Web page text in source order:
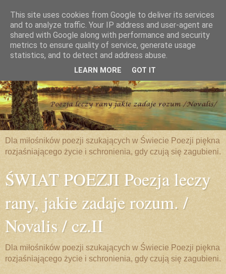
Dla miłośników poezji szukających w Świecie Poezji piękna
rozjaśniającego życie i schronienia, gdy czują się zagubieni.
ŚWIAT POEZJI Poezja leczy
rany, jakie zadaje rozum. /
Novalis / cz.II
Dla miłośników poezji szukających w Świecie Poezji piękna
rozjaśniającego życie i schronienia, gdy czują się zagubieni.
This site uses cookies from Google to deliver its services
and to analyze traffic. Your IP address and user-agent are
shared with Google along with performance and security
metrics to ensure quality of service, generate usage
statistics, and to detect and address abuse.
LEARN MORE GOT IT